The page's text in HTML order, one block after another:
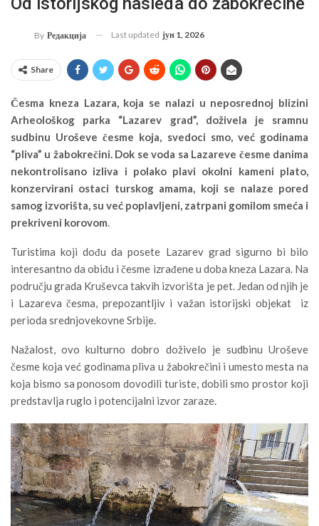
By Редакција Last updated јун 1, 2026
Share
Česma kneza Lazara, koja se nalazi u neposrednoj blizini
Arheološkog parka “Lazarev grad”, doživela je sramnu
sudbinu Uroševe česme koja, svedoci smo, već godinama
“pliva” u žabokrečini. Dok se voda sa Lazareve česme danima
nekontrolisano izliva i polako plavi okolni kameni plato,
konzervirani ostaci turskog amama, koji se nalaze pored
samog izvorišta, su već poplavljeni, zatrpani gomilom smeća i
prekriveni korovom
Turistima koji dođu da posete Lazarev grad sigurno bi bilo
interesantno da obiđu i česme izrađene u doba kneza Lazara. Na
području grada Kruševca takvih izvorišta je pet. Jedan od njih je
i Lazareva česma, prepozantljiv i važan istorijski objekat iz
perioda srednjovekovne Srbije.
Nažalost, ovo kulturno dobro doživelo je sudbinu Uroševe
česme koja već godinama pliva u žabokrečini i umesto mesta na
koja bismo sa ponosom dovodili turiste, dobili smo prostor koji
predstavlja ruglo i potencijalni izvor zaraze.